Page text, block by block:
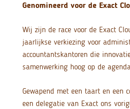
Genomineerd voor de Exact
Wij zijn de race voor de Exact
jaarlijkse verkiezing voor
accountantskantoren die
samenwerking hoog op de
Gewapend met een taart en een
een delegatie van Exact ons